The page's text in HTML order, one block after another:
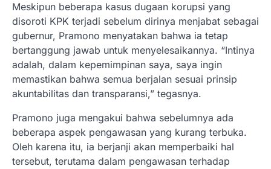
Meskipun beberapa kasus dugaan korupsi yang
disoroti KPK terjadi sebelum dirinya menjabat sebagai
gubernur, Pramono menyatakan bahwa ia tetap
bertanggung jawab untuk menyelesaikannya. “Intinya
adalah, dalam kepemimpinan saya, saya ingin
memastikan bahwa semua berjalan sesuai prinsip
akuntabilitas dan transparansi,” tegasnya.
Pramono juga mengakui bahwa sebelumnya ada
beberapa aspek pengawasan yang kurang terbuka.
Oleh karena itu, ia berjanji akan memperbaiki hal
tersebut, terutama dalam pengawasan terhadap